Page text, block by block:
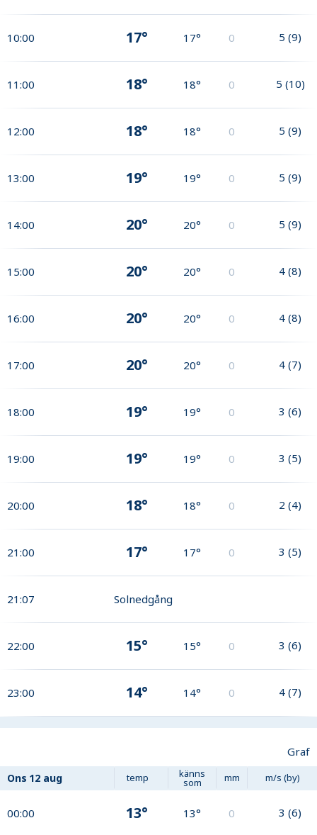
10:00 17° 17° 0 5 (9)
11:00 18° 18° 0 5 (10)
12:00 18° 18° 0 5 (9)
13:00 19° 19° 0 5 (9)
14:00 20° 20° 0 5 (9)
15:00 20° 20° 0 4 (8)
16:00 20° 20° 0 4 (8)
17:00 20° 20° 0 4 (7)
18:00 19° 19° 0 3 (6)
19:00 19° 19° 0 3 (5)
20:00 18° 18° 0 2 (4)
21:00 17° 17° 0 3 (5)
21:07 Solnedgång
22:00 15° 15° 0 3 (6)
23:00 14° 14° 0 4 (7)
Graf
Ons 12 aug temp känns
som mm m/s (by)
00:00 13° 13° 0 3 (6)